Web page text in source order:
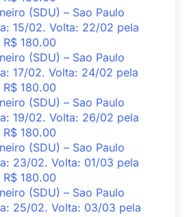
(SDU) – Sao Paulo
15/02. Volta: 22/02 pela
R$ 180.00
(SDU) – Sao Paulo
17/02. Volta: 24/02 pela
R$ 180.00
(SDU) – Sao Paulo
19/02. Volta: 26/02 pela
R$ 180.00
(SDU) – Sao Paulo
23/02. Volta: 01/03 pela
R$ 180.00
(SDU) – Sao Paulo
25/02. Volta: 03/03 pela